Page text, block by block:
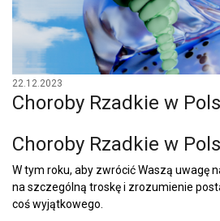
22.12.2023
Choroby Rzadkie w
Choroby Rzadkie w
W tym roku, aby zwrócić Waszą uwagę
na szczególną troskę i zrozumienie
coś wyjątkowego.